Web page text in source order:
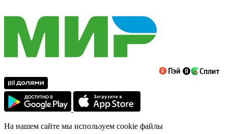
На нашем сайте мы используем cookie файлы